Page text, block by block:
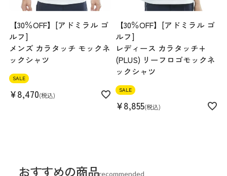
14%、ポロシャツ: ポリエステル 100%(リブ部
生産国
中国
【30％OFF】[アドミラル ゴ
ルフ]
メンズ カラタッチ モックネ
ックシャツ
SALE
¥8,470 税込
【30％OFF】[アドミラル ゴ
ルフ]
レディース カラタッチ+
(PLUS) リーフロゴモックネ
ックシャツ
SALE
¥8,855 税込
おすすめの商品recommended